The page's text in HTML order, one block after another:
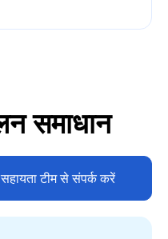
समाधान
सहायता टीम से संपर्क करें